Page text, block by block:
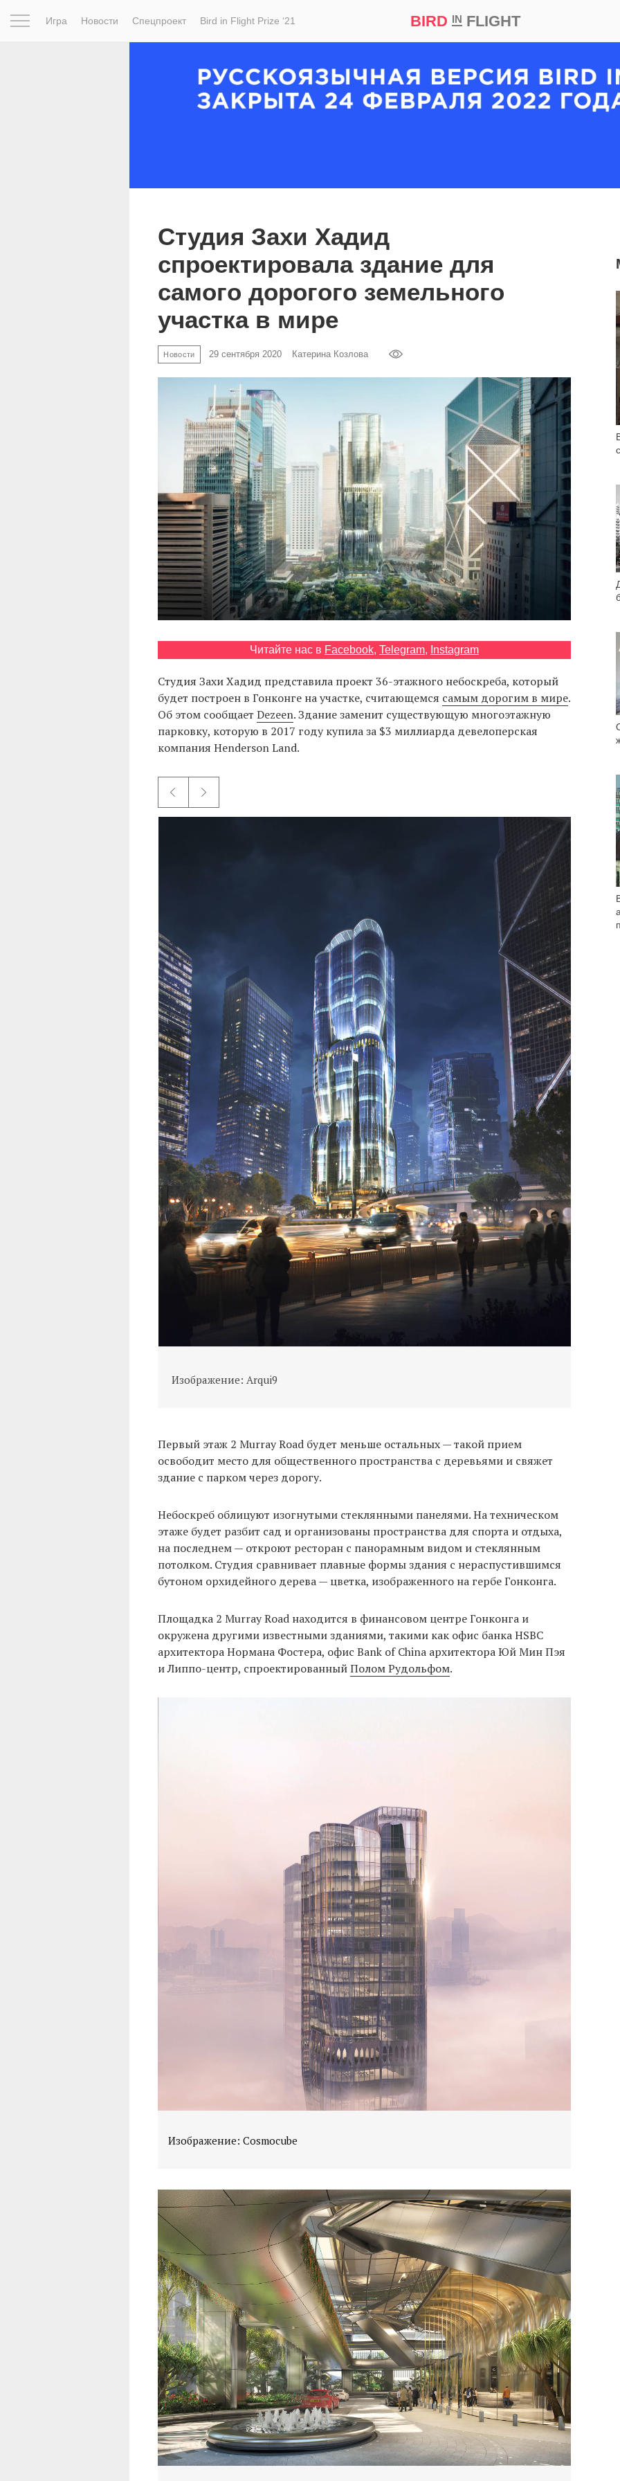
Игра Новости Спецпроект Bird in Flight Prize ‘21 BIRD INFLIGHT
Студия Захи Хадид
спроектировала здание для
самого дорогого земельного
участка в мире
Новости 29 сентября 2020 Катерина Козлова
Читайте нас в Facebook, Telegram, Instagram
Студия Захи Хадид представила проект 36-этажного небоскреба, который
будет построен в Гонконге на участке, считающемся самым дорогим в мире.
Об этом сообщает Dezeen. Здание заменит существующую многоэтажную
парковку, которую в 2017 году купила за $3 миллиарда девелоперская
компания Henderson Land.
Изображение: Arqui9
Первый этаж 2 Murray Road будет меньше остальных — такой прием
освободит место для общественного пространства с деревьями и свяжет
здание с парком через дорогу.
Небоскреб облицуют изогнутыми стеклянными панелями. На техническом
этаже будет разбит сад и организованы пространства для спорта и отдыха,
на последнем — откроют ресторан с панорамным видом и стеклянным
потолком. Студия сравнивает плавные формы здания с нераспустившимся
бутоном орхидейного дерева — цветка, изображенного на гербе Гонконга.
Площадка 2 Murray Road находится в финансовом центре Гонконга и
окружена другими известными зданиями, такими как офис банка HSBC
архитектора Нормана Фостера, офис Bank of China архитектора Юй Мин Пэя
и Липпо-центр, спроектированныйПолом Рудольфом.
Изображение: Cosmocube